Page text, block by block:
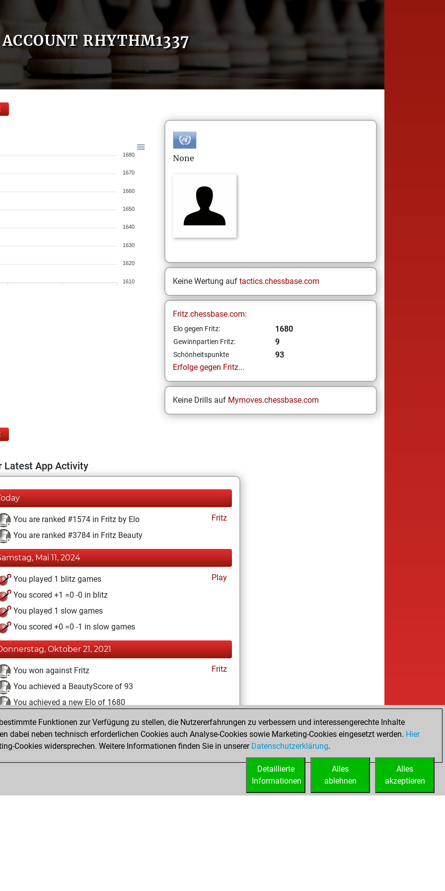
ACCOUNT RHYTHM1337
1680
1670
1660
1650
1640
1630
1620
1610
None
Keine Wertung auf tactics.chessbase.com
Fritz.chessbase.com:
Elo gegen Fritz: 1680
Gewinnpartien Fritz: 9
Schönheitspunkte
93
Erfolge gegen Fritz...
Keine Drills auf Mymoves.chessbase.com
Latest App Activity
You are ranked #1574 in Fritz by Elo
Fritz
You are ranked #3784 in Fritz Beauty
Mai 11, 2024
You played 1 blitz games
Play
You scored +1 =0 -0 in blitz
You played 1 slow games
You scored +0 =0 -1 in slow games
Oktober 21, 2021
You won against Fritz
Fritz
You achieved a BeautyScore of 93
You achieved a new Elo of 1680
Juli 30, 2021
You created your Fritz account Fritz
Funktionen zur Verfügung zu stellen, die Nutzererfahrungen zu verbessern und interessengerechte Inhalte
dabei neben technisch erforderlichen Cookies auch Analyse-Cookies sowie Marketing-Cookies eingesetzt werden. Hier
Cookies widersprechen. Weitere Informationen finden Sie in unserer Datenschutzerklärung.
Alles
akzeptieren
Alles
ablehnen
Detaillierte
Informationen